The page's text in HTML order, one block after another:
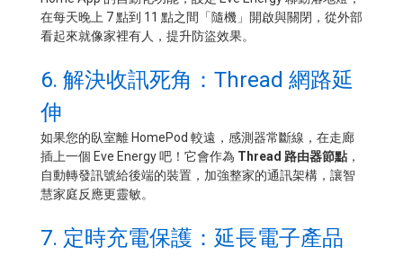
在每天晚上 7 點到 11 點之間「隨機」開啟與關閉，從外部
看起來就像家裡有人，提升防盜效果。
6. 解決收訊死角：Thread 網路延
伸
如果您的臥室離 HomePod 較遠，感測器常斷線，在走廊
插上一個 Eve Energy 吧！它會作為 Thread 路由器節點 ，
自動轉發訊號給後端的裝置，加強整家的通訊架構，讓智
慧家庭反應更靈敏。
7. 定時充電保護：延長電子產品